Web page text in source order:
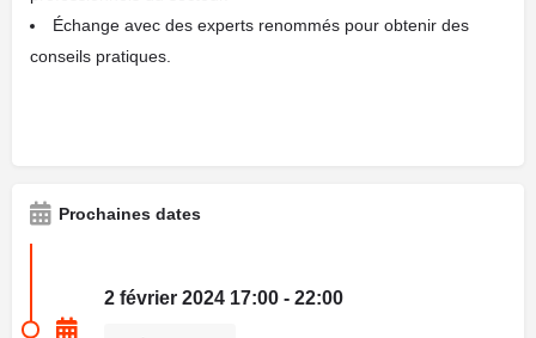
Échange avec des experts renommés pour obtenir des
conseils pratiques.
Prochaines dates
2 février 2024 17:00 - 22:00